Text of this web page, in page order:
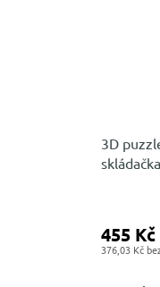
3D
376,03 Kč
455 Kč